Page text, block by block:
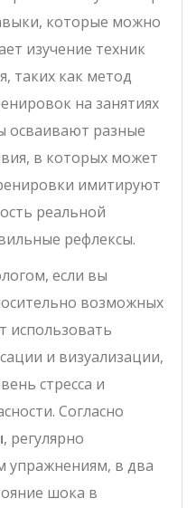
которые можно
изучение техник
таких как метод
на занятиях
осваивают разные
в которых может
имитируют
реальной
рефлексы.
если вы
возможных
использовать
и визуализации,
стресса и
Согласно
, регулярно
в два
шока в